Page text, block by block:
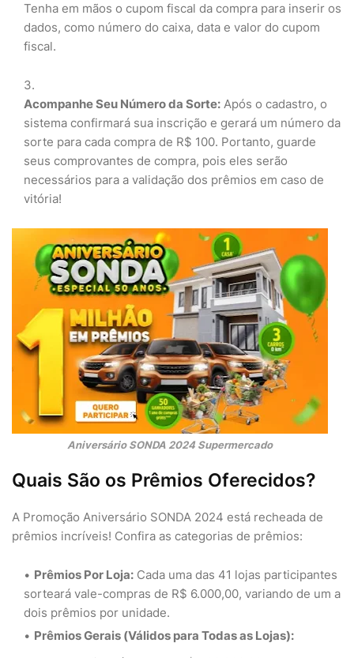
Tenha em mãos o cupom fiscal da compra para inserir os
dados, como número do caixa, data e valor do cupom
fiscal.
Acompanhe Seu Número da Sorte: Após o cadastro, o
sistema confirmará sua inscrição e gerará um número da
sorte para cada compra de R$ 100. Portanto, guarde
seus comprovantes de compra, pois eles serão
necessários para a validação dos prêmios em caso de
vitória!
Aniversário SONDA 2024 Supermercado
Quais São os Prêmios Oferecidos?
A Promoção Aniversário SONDA 2024 está recheada de
prêmios incríveis! Confira as categorias de prêmios:
Prêmios Por Loja: Cada uma das 41 lojas participantes
sorteará vale-compras de R$ 6.000,00, variando de um a
dois prêmios por unidade.
Prêmios Gerais (Válidos para Todas as Lojas):